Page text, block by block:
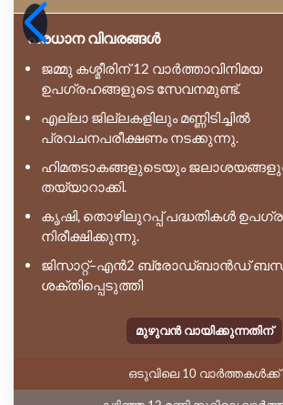
പ്രധാന വിവരങ്ങൾ
ജമ്മു കശ്മീരിന് 12 വാർത്താവിനിമയ
ഉപഗ്രഹങ്ങളുടെ സേവനമുണ്ട്.
എല്ലാ ജില്ലകളിലും മണ്ണിടിച്ചിൽ
പ്രവചനപരീക്ഷണം നടക്കുന്നു.
ഹിമതടാകങ്ങളുടെയും
തയ്യാറാക്കി.
കൃഷി, തൊഴിലുറപ്പ് പദ്ധതികൾ
നിരീക്ഷിക്കുന്നു.
ജിസാറ്റ്–എൻ2 ബ്രോഡ്ബാൻഡ്
ശക്തിപ്പെടുത്തി
മുഴുവൻ വായിക്കുന്നതിന്
ഒടുവിലെ 10 വാർത്തകൾക്ക്